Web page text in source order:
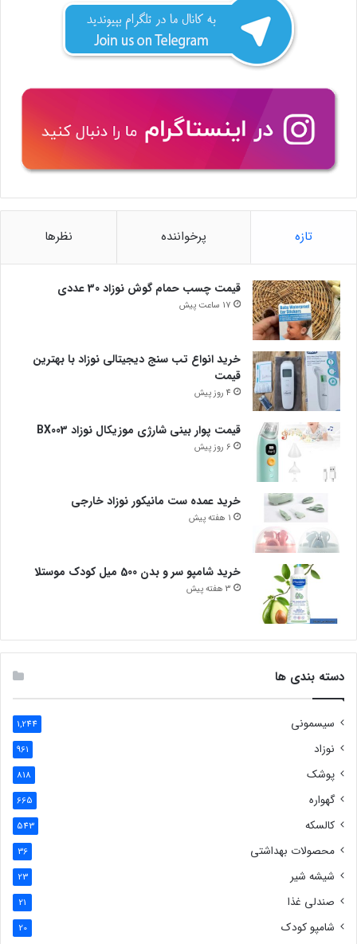
تازه پرخواننده نظرها
قیمت چسب حمام گوش نوزاد 30 عددی
17 ساعت پیش
خرید انواع تب سنج دیجیتالی نوزاد با بهترین
قیمت
4 روز پیش
قیمت پوار بینی شارژی موزیکال نوزاد BX003
6 روز پیش
خرید عمده ست مانیکور نوزاد خارجی
1 هفته پیش
خرید شامپو سر و بدن 500 میل کودک موستلا
3 هفته پیش
دسته بندی ها
سیسمونی 1,244
نوزاد 961
پوشک 818
گهواره 665
کالسکه 543
محصولات بهداشتی 36
شیشه شیر 23
صندلی غذا 21
شامپو کودک 20